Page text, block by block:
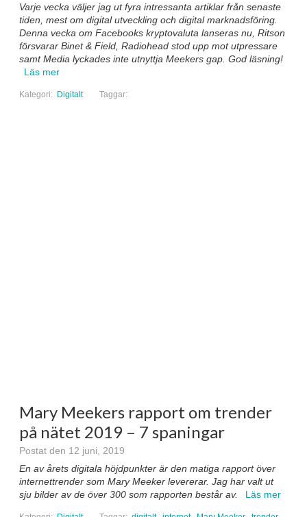
Varje vecka väljer jag ut fyra intressanta artiklar från senaste
tiden, mest om digital utveckling och digital marknadsföring.
Denna vecka om Facebooks kryptovaluta lanseras nu, Ritson
försvarar Binet & Field, Radiohead stod upp mot utpressare
samt Media lyckades inte utnyttja Meekers gap . God läsning!
Läs mer
Kategori: Digitalt Taggar:
Mary Meekers rapport om trender
på nätet 2019 – 7 spaningar
Postat den 12 juni, 2019
En av årets digitala höjdpunkter är den matiga rapport över
internettrender som Mary Meeker levererar. Jag har valt ut
sju bilder av de över 300 som rapporten består av.
Läs mer